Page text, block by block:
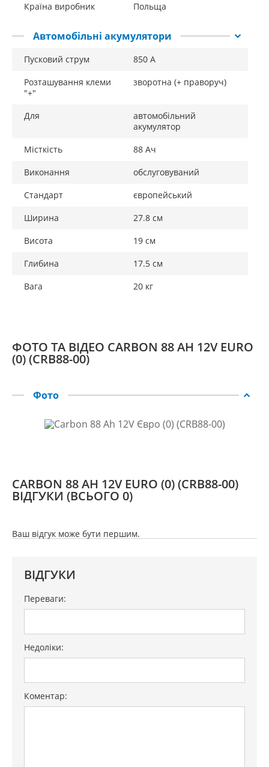
Країна виробник
Польща
Автомобільні акумулятори
Пусковий струм
850 А
Розташування клеми
"+"
зворотна (+ праворуч)
Для
автомобільний
акумулятор
Місткість
88 Ач
Виконання
обслуговуваний
Стандарт
європейський
Ширина
27.8 см
Висота
19 см
Глибина
17.5 см
Вага
20 кг
ФОТО ТА ВІДЕО CARBON 88 AH 12V EURO
(0) (CRB88-00)
Фото
CARBON 88 AH 12V EURO (0) (CRB88-00)
ВІДГУКИ (ВСЬОГО 0)
Ваш відгук може бути першим.
ВІДГУКИ
Переваги:
Недоліки:
Коментар: